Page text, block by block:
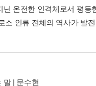
닌 온전한 인격체로서 평등
소 인류 전체의 역사가 발
말 | 문수현